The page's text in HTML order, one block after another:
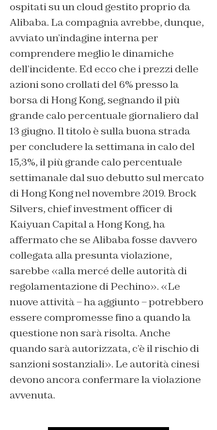
ospitati su un cloud gestito proprio da
Alibaba. La compagnia avrebbe, dunque,
avviato un’indagine interna per
comprendere meglio le dinamiche
dell’incidente. Ed ecco che i prezzi delle
azioni sono crollati del 6% presso la
borsa di Hong Kong, segnando il più
grande calo percentuale giornaliero dal
13 giugno. Il titolo è sulla buona strada
per concludere la settimana in calo del
15,3%, il più grande calo percentuale
settimanale dal suo debutto sul mercato
di Hong Kong nel novembre 2019. Brock
Silvers, chief investment officer di
Kaiyuan Capital a Hong Kong, ha
affermato che se Alibaba fosse davvero
collegata alla presunta violazione,
sarebbe «alla mercé delle autorità di
regolamentazione di Pechino». «Le
nuove attività – ha aggiunto – potrebbero
essere compromesse fino a quando la
questione non sarà risolta. Anche
quando sarà autorizzata, c’è il rischio di
sanzioni sostanziali». Le autorità cinesi
devono ancora confermare la violazione
avvenuta.